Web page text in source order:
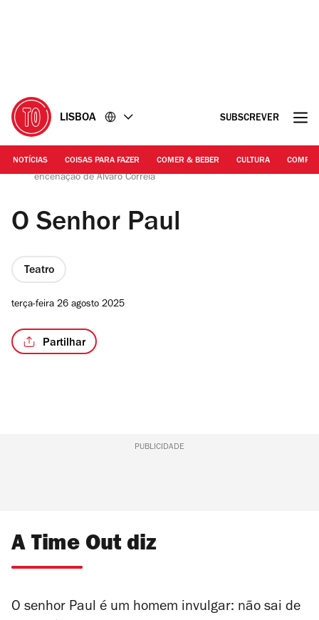
LISBOA SUBSCREVER
NOTÍCIAS COISAS PARA FAZER COMER & BEBER CULTURA
Teatro Aberto | O Senhor Paul, de Tankred Dorst, com
encenação de Álvaro Correia
O Senhor Paul
Teatro
terça-feira 26 agosto 2025
Partilhar
PUBLICIDADE
A Time Out diz
O senhor Paul é um homem invulgar: não sai de